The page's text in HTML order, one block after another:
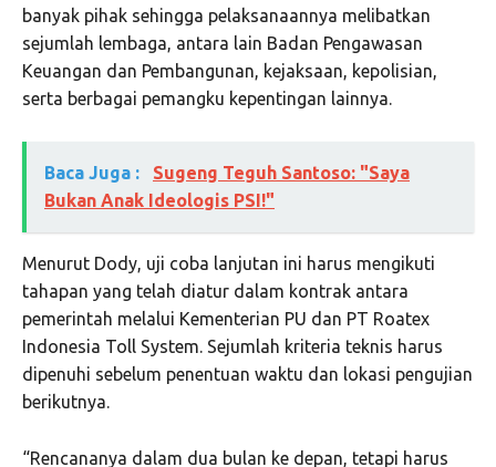
banyak pihak sehingga pelaksanaannya melibatkan
sejumlah lembaga, antara lain Badan Pengawasan
Keuangan dan Pembangunan, kejaksaan, kepolisian,
serta berbagai pemangku kepentingan lainnya.
Baca Juga :
Sugeng Teguh Santoso: "Saya
Bukan Anak Ideologis PSI!"
Menurut Dody, uji coba lanjutan ini harus mengikuti
tahapan yang telah diatur dalam kontrak antara
pemerintah melalui Kementerian PU dan PT Roatex
Indonesia Toll System. Sejumlah kriteria teknis harus
dipenuhi sebelum penentuan waktu dan lokasi pengujian
berikutnya.
“Rencananya dalam dua bulan ke depan, tetapi harus